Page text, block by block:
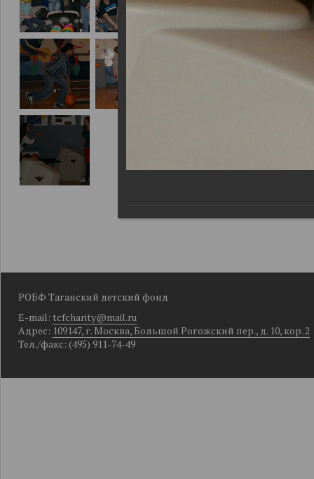
РОБФ Таганский детский фонд
E-mail: tcfcharity@mail.ru
Адрес: 109147, г. Москва, Большой Рогожский пер., д. 10, кор. 2
Тел./факс: (495) 911-74-49